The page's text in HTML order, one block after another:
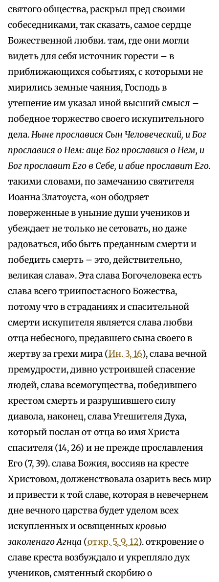
святого общества, раскрыл пред своими
собеседниками, так сказать, самое сердце
Божественной любви. там, где они могли
видеть для себя источник горести – в
приближающихся событиях, с которыми не
мирились земные чаяния, Господь в
утешение им указал иной высший смысл –
победное торжество своего искупительного
дела.Ныне прославися Сын Человеческий, и Бог
прославися о Нем: аще Бог прославися о Нем, и
Бог прославит Его в Себе, и абие прославит Его.
такими словами, по замечанию святителя
Иоанна Златоуста, «он ободряет
поверженные в уныние души учеников и
убеждает не только не сетовать, но даже
радоваться, ибо быть преданным смерти и
победить смерть – это, действительно,
великая слава». Эта слава Богочеловека есть
слава всего триипостасного Божества,
потому что в страданиях и спасительной
смерти искупителя является слава любви
отца небесного, предавшего сына своего в
жертву за грехи мира (Ин. 3, 16), слава вечной
премудрости, дивно устроившей спасение
людей, слава всемогущества, победившего
крестом смерть и разрушившего силу
диавола, наконец, слава Утешителя Духа,
который послан от отца во имя Христа
спасителя (14, 26) и не прежде прославления
Его (7, 39). слава Божия, воссияв на кресте
Христовом, долженствовала озарить весь мир
и привести к той славе, которая в невечернем
дне вечного царства будет уделом всех
искупленных и освященныхкровью
заколенаго Агнца (откр. 5, 9, 12). откровение о
славе креста возбуждало и укрепляло дух
учеников, смятенный скорбию о